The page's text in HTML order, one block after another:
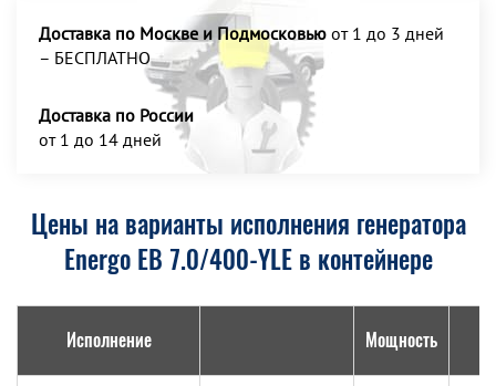
Доставка по Москве и Подмосковью от 1 до 3 дней
– БЕСПЛАТНО
Доставка по России
от 1 до 14 дней
Цены на варианты исполнения генератора
Energo EB 7.0/400-YLE в контейнере
Исполнение Мощность